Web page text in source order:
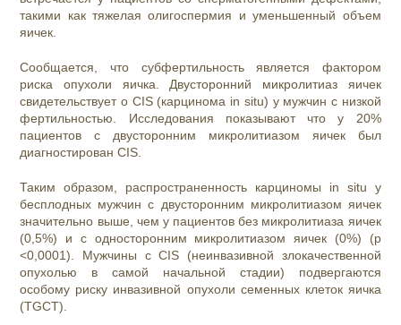
такими как тяжелая олигоспермия и уменьшенный объем
яичек.
Сообщается, что субфертильность является фактором
риска опухоли яичка. Двусторонний микролитиаз яичек
свидетельствует о CIS (карцинома in situ) у мужчин с низкой
фертильностью. Исследования показывают что у 20%
пациентов с двусторонним микролитиазом яичек был
диагностирован CIS.
Таким образом, распространенность карциномы in situ у
бесплодных мужчин с двусторонним микролитиазом яичек
значительно выше, чем у пациентов без микролитиаза яичек
(0,5%) и с односторонним микролитиазом яичек (0%) (p
<0,0001). Мужчины с CIS (неинвазивной злокачественной
опухолью в самой начальной стадии) подвергаются
особому риску инвазивной опухоли семенных клеток яичка
(TGCT).